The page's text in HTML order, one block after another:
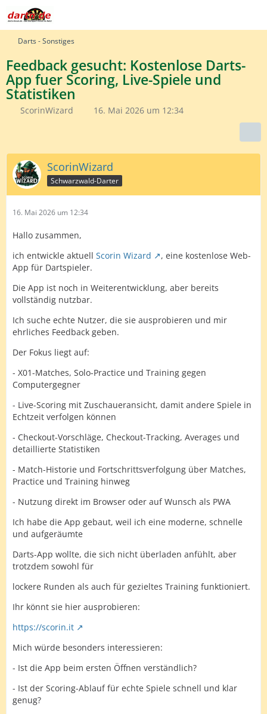
Darts - Sonstiges
Feedback gesucht: Kostenlose Darts-
App fuer Scoring, Live-Spiele und
Statistiken
ScorinWizard 16. Mai 2026 um 12:34
ScorinWizard
Schwarzwald-Darter
16. Mai 2026 um 12:34
Hallo zusammen,
ich entwickle aktuell Scorin Wizard
, eine kostenlose Web-
App für Dartspieler.
Die App ist noch in Weiterentwicklung, aber bereits
vollständig nutzbar.
Ich suche echte Nutzer, die sie ausprobieren und mir
ehrliches Feedback geben.
Der Fokus liegt auf:
- X01-Matches, Solo-Practice und Training gegen
Computergegner
- Live-Scoring mit Zuschaueransicht, damit andere Spiele in
Echtzeit verfolgen können
- Checkout-Vorschläge, Checkout-Tracking, Averages und
detaillierte Statistiken
- Match-Historie und Fortschrittsverfolgung über Matches,
Practice und Training hinweg
- Nutzung direkt im Browser oder auf Wunsch als PWA
Ich habe die App gebaut, weil ich eine moderne, schnelle
und aufgeräumte
Darts-App wollte, die sich nicht überladen anfühlt, aber
trotzdem sowohl für
lockere Runden als auch für gezieltes Training funktioniert.
Ihr könnt sie hier ausprobieren:
https://scorin.it
Mich würde besonders interessieren:
- Ist die App beim ersten Öffnen verständlich?
- Ist der Scoring-Ablauf für echte Spiele schnell und klar
genug?